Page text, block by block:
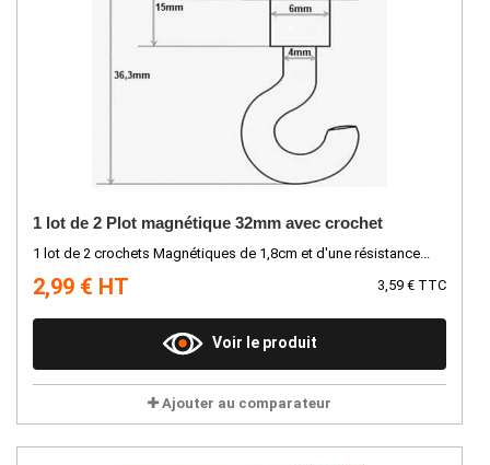
1 lot de 2 Plot magnétique 32mm avec crochet
1 lot de 2 crochets Magnétiques de 1,8cm et d'une résistance...
2,99 € HT 3,59 € TTC
Voir le produit
Ajouter au comparateur